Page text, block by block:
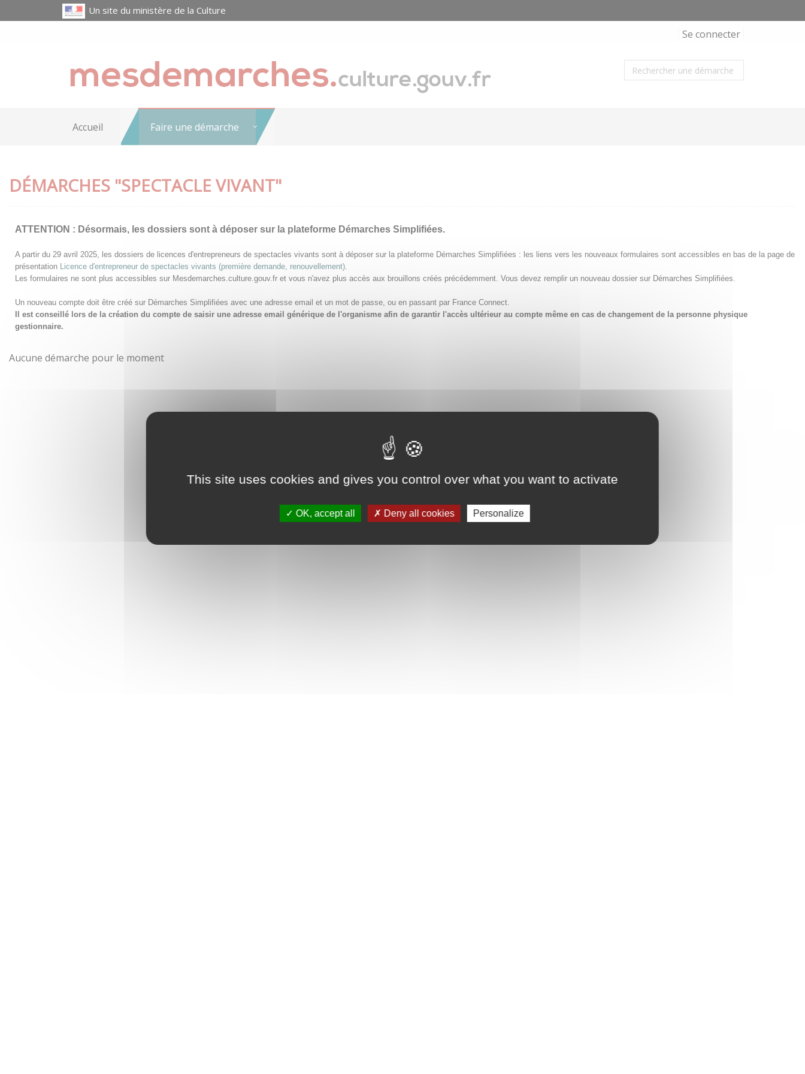
This site uses cookies and gives you control over what you want to activate
OK, accept all Deny all cookies Personalize
Un site du ministère de la Culture
Se connecter
Accueil Faire une démarche
DÉMARCHES "SPECTACLE VIVANT"
ATTENTION : Désormais, les dossiers sont à déposer sur la plateforme Démarches Simplifiées.
A partir du 29 avril 2025, les dossiers de licences d'entrepreneurs de spectacles vivants sont à déposer sur la plateforme Démarches Simplifiées : les liens vers les nouveaux formulaires sont accessibles en bas de la page de
présentation Licence d'entrepreneur de spectacles vivants (première demande, renouvellement).
Les formulaires ne sont plus accessibles sur Mesdemarches.culture.gouv.fr et vous n'avez plus accès aux brouillons créés précédemment. Vous devez remplir un nouveau dossier sur Démarches Simplifiées.
Un nouveau compte doit être créé sur Démarches Simplifiées avec une adresse email et un mot de passe, ou en passant par France Connect.
Il est conseillé lors de la création du compte de saisir une adresse email générique de l'organisme afin de garantir l'accès ultérieur au compte même en cas de changement de la personne physique
gestionnaire.
Aucune démarche pour le moment